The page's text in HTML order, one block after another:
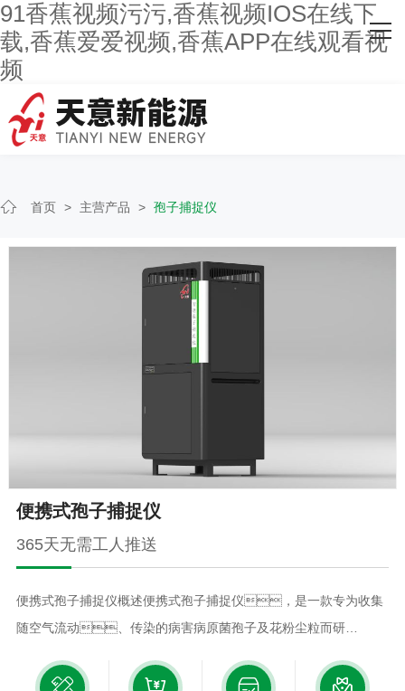
91香蕉视频污污,香蕉视频IOS在线下
载,香蕉爱爱视频,香蕉APP在线观看视
频
网站首页
关于91香蕉视频污污
主营产品
人才招聘
首页 > 主营产品 > 孢子捕捉仪
便携式孢子捕捉仪
365天无需工人推送
便携式孢子捕捉仪概述便携式孢子捕捉仪，是一款专为收集
随空气流动、传染的病害病原菌孢子及花粉尘粒而研
预防病害流行、传染提供可靠数据。收集的各种花